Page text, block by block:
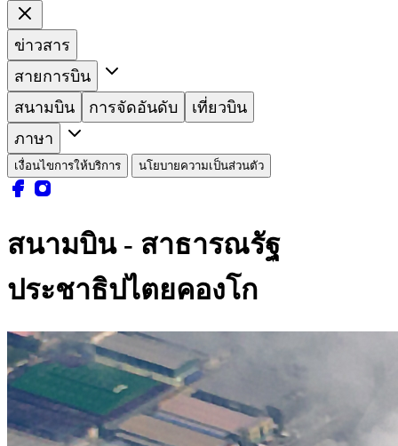
ข่าวสาร
สายการบิน
สนามบิน
การจัดอันดับ
เที่ยวบิน
ภาษา
เงื่อนไขการให้บริการ นโยบายความเป็นส่วนตัว
สนามบิน - สาธารณรัฐ
ประชาธิปไตยคองโก